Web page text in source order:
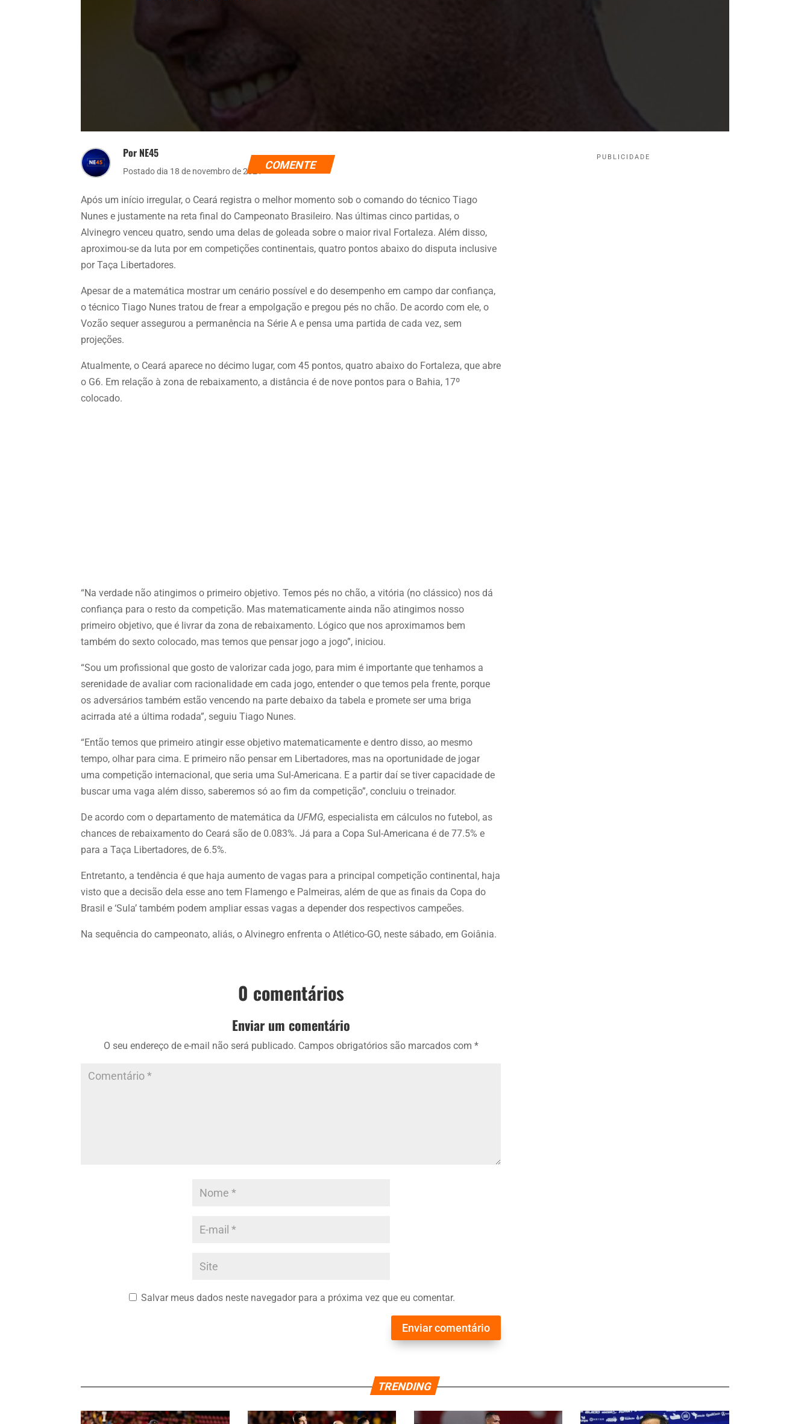
Por NE45
Postado dia 18 de novembro de 2021 COMENTE
Após um início irregular, o Ceará registra o melhor momento sob o comando do técnico Tiago
Nunes e justamente na reta final do Campeonato Brasileiro. Nas últimas cinco partidas, o
Alvinegro venceu quatro, sendo uma delas de goleada sobre o maior rival Fortaleza. Além disso,
aproximou-se da luta por em competições continentais, quatro pontos abaixo do disputa inclusive
por Taça Libertadores.
Apesar de a matemática mostrar um cenário possível e do desempenho em campo dar confiança,
o técnico Tiago Nunes tratou de frear a empolgação e pregou pés no chão. De acordo com ele, o
Vozão sequer assegurou a permanência na Série A e pensa uma partida de cada vez, sem
projeções.
Atualmente, o Ceará aparece no décimo lugar, com 45 pontos, quatro abaixo do Fortaleza, que abre
o G6. Em relação à zona de rebaixamento, a distância é de nove pontos para o Bahia, 17º
colocado.
“Na verdade não atingimos o primeiro objetivo. Temos pés no chão, a vitória (no clássico) nos dá
confiança para o resto da competição. Mas matematicamente ainda não atingimos nosso
primeiro objetivo, que é livrar da zona de rebaixamento. Lógico que nos aproximamos bem
também do sexto colocado, mas temos que pensar jogo a jogo”, iniciou.
“Sou um profissional que gosto de valorizar cada jogo, para mim é importante que tenhamos a
serenidade de avaliar com racionalidade em cada jogo, entender o que temos pela frente, porque
os adversários também estão vencendo na parte debaixo da tabela e promete ser uma briga
acirrada até a última rodada”, seguiu Tiago Nunes.
“Então temos que primeiro atingir esse objetivo matematicamente e dentro disso, ao mesmo
tempo, olhar para cima. E primeiro não pensar em Libertadores, mas na oportunidade de jogar
uma competição internacional, que seria uma Sul-Americana. E a partir daí se tiver capacidade de
buscar uma vaga além disso, saberemos só ao fim da competição”, concluiu o treinador.
De acordo com o departamento de matemática da UFMG, especialista em cálculos no futebol, as
chances de rebaixamento do Ceará são de 0.083%. Já para a Copa Sul-Americana é de 77.5% e
para a Taça Libertadores, de 6.5%.
Entretanto, a tendência é que haja aumento de vagas para a principal competição continental, haja
visto que a decisão dela esse ano tem Flamengo e Palmeiras, além de que as finais da Copa do
Brasil e ‘Sula’ também podem ampliar essas vagas a depender dos respectivos campeões.
Na sequência do campeonato, aliás, o Alvinegro enfrenta o Atlético-GO, neste sábado, em Goiânia.
0 comentários
Enviar um comentário
O seu endereço de e-mail não será publicado. Campos obrigatórios são marcados com *
Salvar meus dados neste navegador para a próxima vez que eu comentar.
Enviar comentário
PUBLICIDADE
TRENDING